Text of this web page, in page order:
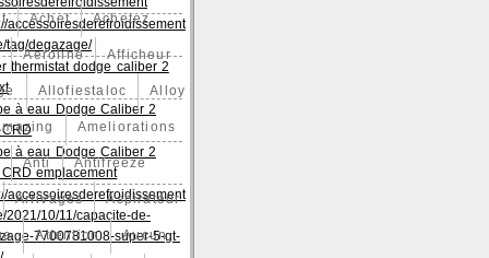
Achet Achetez
Aeroline Afficheur
Allofiestaloc Alloy
Ameliorations
Anti Antifreeze
Arrivages Aspirateur
Attention Aucun
accessoiresderefroidissement
tag/degazage/
thermistat dodge caliber 2
à eau Dodge Caliber 2
CRD
à eau Dodge Caliber 2
CRD emplacement
accessoiresderefroidissement
2021/10/11/capacite-de-
7700781008-super-5-gt-